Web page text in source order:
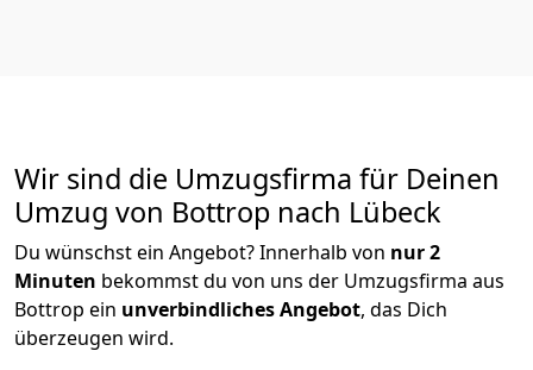
Wir sind die Umzugsfirma für Deinen
Umzug von Bottrop nach Lübeck
Du wünschst ein Angebot? Innerhalb von nur 2
Minuten bekommst du von uns der Umzugsfirma aus
Bottrop ein unverbindliches Angebot, das Dich
überzeugen wird.